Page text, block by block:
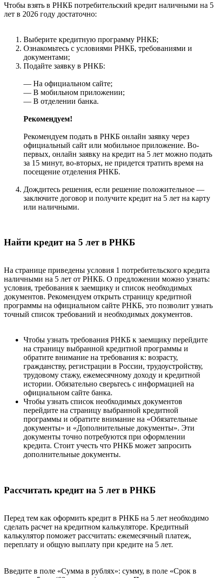
Чтобы взять в РНКБ потребительский кредит наличными на 5
лет в 2026 году достаточно:
Выберите кредитную программу РНКБ;
Ознакомьтесь с условиями РНКБ, требованиями и
документами;
Подайте заявку в РНКБ:
— На официальном сайте;
— В мобильном приложении;
— В отделении банка.
Рекомендуем!
Рекомендуем подать в РНКБ онлайн заявку через
официальный сайт или мобильное приложение. Во-
первых, онлайн заявку на кредит на 5 лет можно подать
за 15 минут, во-вторых, не придется тратить время на
посещение отделения РНКБ.
Дождитесь решения, если решение положительное —
заключите договор и получите кредит на 5 лет на карту
или наличными.
Найти кредит на 5 лет в РНКБ
На странице приведены условия 1 потребительского кредита
наличными на 5 лет от РНКБ. О предложении можно узнать:
условия, требования к заемщику и список необходимых
документов. Рекомендуем открыть страницу кредитной
программы на официальном сайте РНКБ, это позволит узнать
точный список требований и необходимых документов.
Чтобы узнать требования РНКБ к заемщику перейдите
на страницу выбранной кредитной программы и
обратите внимание на требования к: возрасту,
гражданству, регистрации в России, трудоустройству,
трудовому стажу, ежемесячному доходу и кредитной
истории. Обязательно сверьтесь с информацией на
официальном сайте банка.
Чтобы узнать список необходимых документов
перейдите на страницу выбранной кредитной
программы и обратите внимание на «Обязательные
документы» и «Дополнительные документы». Эти
документы точно потребуются при оформлении
кредита. Стоит учесть что РНКБ может запросить
дополнительные документы.
Рассчитать кредит на 5 лет в РНКБ
Перед тем как оформить кредит в РНКБ на 5 лет необходимо
сделать расчет на кредитном калькуляторе. Кредитный
калькулятор поможет рассчитать: ежемесячный платеж,
переплату и общую выплату при кредите на 5 лет.
Введите в поле «Сумма в рублях»: сумму, в поле «Срок в